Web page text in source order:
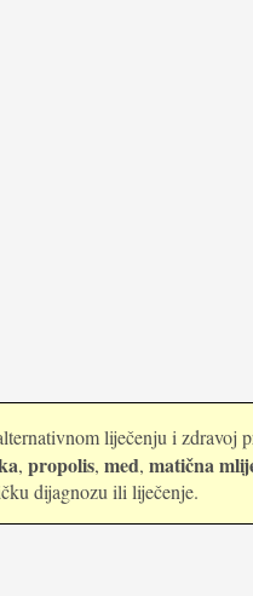
liječenju i zdravoj
, propolis, med, matična
dijagnozu ili liječenje.